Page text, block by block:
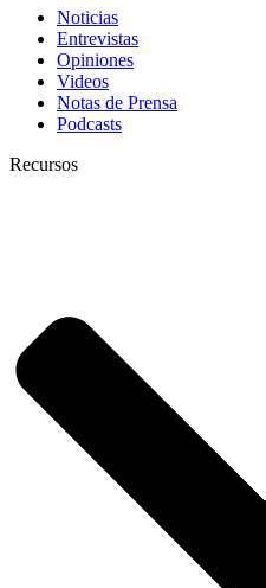
Noticias
Entrevistas
Opiniones
Videos
Notas de Prensa
Podcasts
Recursos